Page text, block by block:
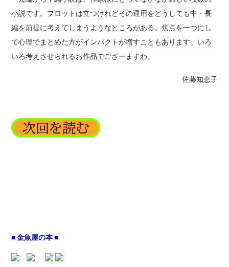
小説です。プロットは立つけれどその運用をどうしても中・長
編を前提に考えてしまうようなところがある。焦点を一つにし
て心理でまとめた方がインパクトが増すこともあります。いろ
いろ考えさせられるお作品でござーますわ。
佐藤知恵子
■ 金魚屋の本 ■